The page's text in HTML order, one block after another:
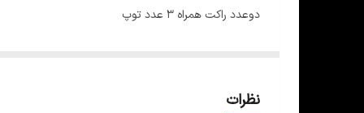
دوعدد راکت همراه 3 عدد توپ
نظرات